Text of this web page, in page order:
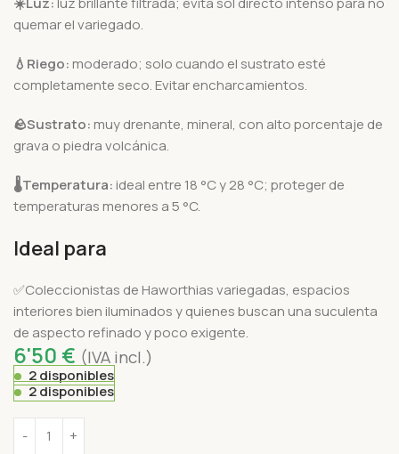
quemar el variegado.
💧 Riego: moderado; solo cuando el sustrato esté
completamente seco. Evitar encharcamientos.
🪨Sustrato: muy drenante, mineral, con alto porcentaje de
grava o piedra volcánica.
🌡️Temperatura: ideal entre 18 °C y 28 °C; proteger de
temperaturas menores a 5 °C.
Ideal para
✅Coleccionistas de Haworthias variegadas, espacios
interiores bien iluminados y quienes buscan una suculenta
de aspecto refinado y poco exigente.
6'50 € (IVA incl.)
2 disponibles
2 disponibles